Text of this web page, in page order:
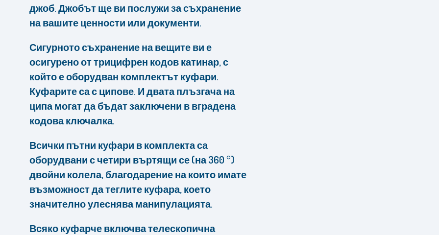
джоб. Джобът ще ви послужи за съхранение
на вашите ценности или документи.
Сигурното съхранение на вещите ви е
осигурено от трицифрен кодов катинар, с
който е оборудван комплектът куфари.
Куфарите са с ципове. И двата плъзгача на
ципа могат да бъдат заключени в вградена
кодова ключалка.
Всички пътни куфари в комплекта са
оборудвани с четири въртящи се (на 360 °)
двойни колела, благодарение на които имате
възможност да теглите куфара, което
значително улеснява манипулацията.
Всяко куфарче включва телескопична